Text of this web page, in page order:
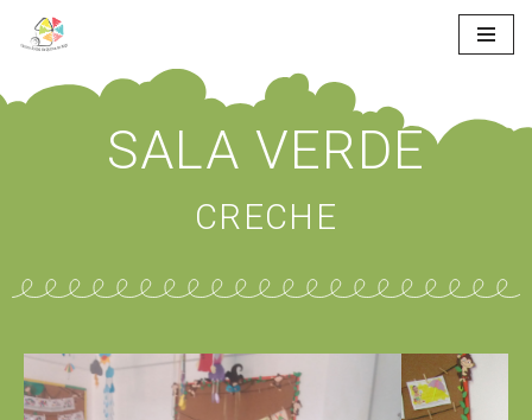
to
SALA VERDE
CRECHE